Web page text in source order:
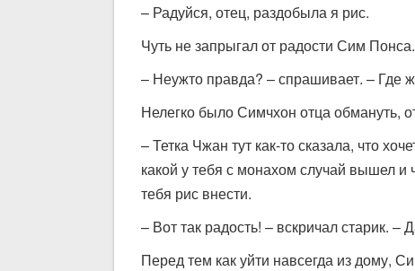
– Радуйся, отец, раздобыла я рис.
Чуть не запрыгал от радости Сим Понса.
– Неужто правда? – спрашивает. – Где
Нелегко было Симчхон отца обмануть,
– Тетка Чжан тут как-то сказала, что
какой у тебя с монахом случай вышел и
тебя рис внести.
– Вот так радость! – вскричал старик. –
Перед тем как уйти навсегда из дому,